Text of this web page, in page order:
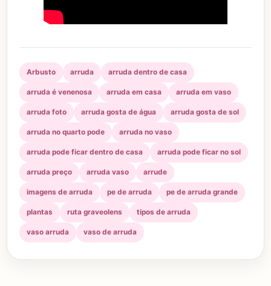
Arbusto arruda arruda dentro de casa
arruda é venenosa arruda em casa arruda em vaso
arruda foto arruda gosta de água arruda gosta de sol
arruda no quarto pode arruda no vaso
arruda pode ficar dentro de casa arruda pode ficar no sol
arruda preço arruda vaso arrude
imagens de arruda pe de arruda pe de arruda grande
plantas ruta graveolens tipos de arruda
vaso arruda vaso de arruda